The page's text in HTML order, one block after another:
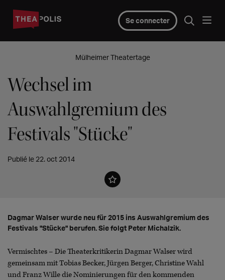
Se connecter
Mülheimer Theatertage
Wechsel im
Auswahlgremium des
Festivals "Stücke"
Publié le 22. oct 2014
Dagmar Walser wurde neu für 2015 ins Auswahlgremium des
Festivals "Stücke" berufen. Sie folgt Peter Michalzik.
Vermischtes – Die Theaterkritikerin Dagmar Walser wird
gemeinsam mit Tobias Becker, Jürgen Berger, Christine Wahl
und Franz Wille die Nominierungen für den kommenden